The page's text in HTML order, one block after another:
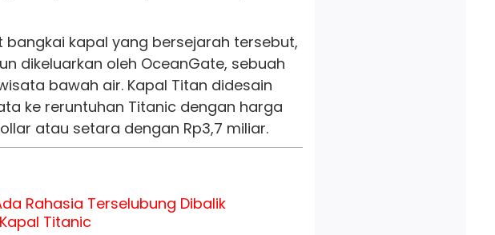
bangkai kapal yang bersejarah tersebut,
dikeluarkan oleh OceanGate, sebuah
bawah air. Kapal Titan didesain
ke reruntuhan Titanic dengan harga
atau setara dengan Rp3,7 miliar.
Rahasia Terselubung Dibalik
Titanic